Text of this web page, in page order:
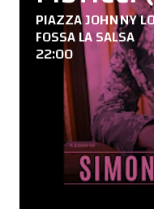
PIAZZA JOHNNY
FOSSA LA SALSA
22:00